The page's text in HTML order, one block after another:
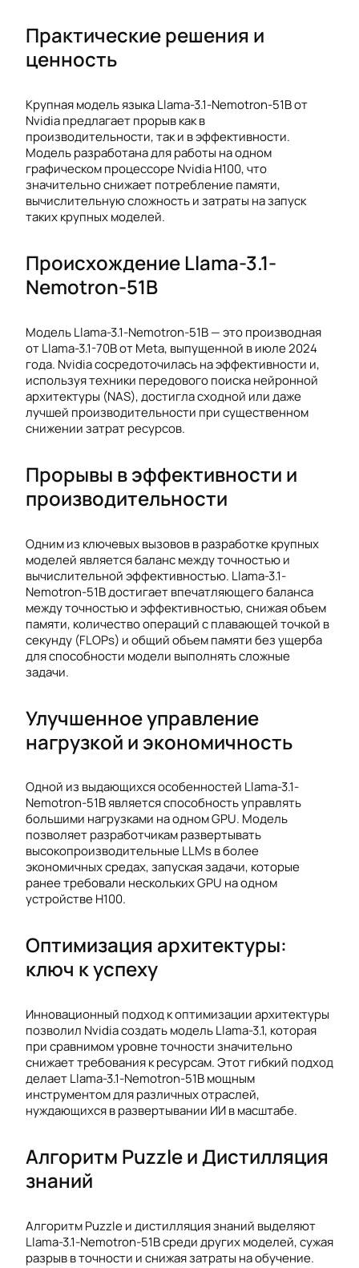
Практические решения и
ценность
Крупная модель языка Llama-3.1-Nemotron-51B от
Nvidia предлагает прорыв как в
производительности, так и в эффективности.
Модель разработана для работы на одном
графическом процессоре Nvidia H100, что
значительно снижает потребление памяти,
вычислительную сложность и затраты на запуск
таких крупных моделей.
Происхождение Llama-3.1-
Nemotron-51B
Модель Llama-3.1-Nemotron-51B — это производная
от Llama-3.1-70B от Meta, выпущенной в июле 2024
года. Nvidia сосредоточилась на эффективности и,
используя техники передового поиска нейронной
архитектуры (NAS), достигла сходной или даже
лучшей производительности при существенном
снижении затрат ресурсов.
Прорывы в эффективности и
производительности
Одним из ключевых вызовов в разработке крупных
моделей является баланс между точностью и
вычислительной эффективностью. Llama-3.1-
Nemotron-51B достигает впечатляющего баланса
между точностью и эффективностью, снижая объем
памяти, количество операций с плавающей точкой в
секунду (FLOPs) и общий объем памяти без ущерба
для способности модели выполнять сложные
задачи.
Улучшенное управление
нагрузкой и экономичность
Одной из выдающихся особенностей Llama-3.1-
Nemotron-51B является способность управлять
большими нагрузками на одном GPU. Модель
позволяет разработчикам развертывать
высокопроизводительные LLMs в более
экономичных средах, запуская задачи, которые
ранее требовали нескольких GPU на одном
устройстве H100.
Оптимизация архитектуры:
ключ к успеху
Инновационный подход к оптимизации архитектуры
позволил Nvidia создать модель Llama-3.1, которая
при сравнимом уровне точности значительно
снижает требования к ресурсам. Этот гибкий подход
делает Llama-3.1-Nemotron-51B мощным
инструментом для различных отраслей,
нуждающихся в развертывании ИИ в масштабе.
Алгоритм Puzzle и Дистилляция
знаний
Алгоритм Puzzle и дистилляция знаний выделяют
Llama-3.1-Nemotron-51B среди других моделей, сужая
разрыв в точности и снижая затраты на обучение.